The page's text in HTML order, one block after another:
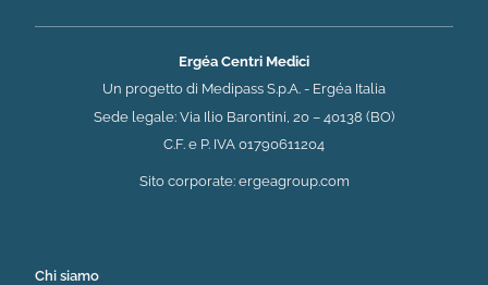
Ergéa Centri Medici
Un progetto di Medipass S.p.A. - Ergéa Italia
Sede legale: Via Ilio Barontini, 20 – 40138 (BO)
C.F. e P. IVA 01790611204
Sito corporate: ergeagroup.com(si apre in una nuova
Chi siamo